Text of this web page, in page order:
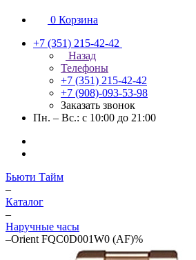
0 Корзина
+7 (351) 215-42-42
Назад
Телефоны
+7 (351) 215-42-42
+7 (908)-093-53-98
Заказать звонок
Пн. – Вс.: с 10:00 до 21:00
Бьюти Тайм
–
Каталог
–
Наручные часы
–Orient FQC0D001W0 (AF)%